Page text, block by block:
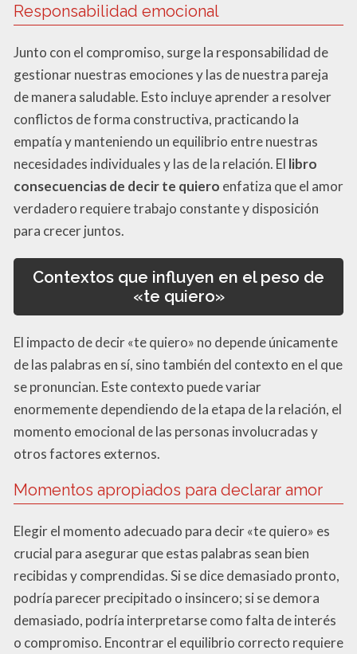
Responsabilidad emocional
Junto con el compromiso, surge la responsabilidad de
gestionar nuestras emociones y las de nuestra pareja
de manera saludable. Esto incluye aprender a resolver
conflictos de forma constructiva, practicando la
empatía y manteniendo un equilibrio entre nuestras
necesidades individuales y las de la relación. El libro
consecuencias de decir te quiero enfatiza que el amor
verdadero requiere trabajo constante y disposición
para crecer juntos.
Contextos que influyen en el peso de
«te quiero»
El impacto de decir «te quiero» no depende únicamente
de las palabras en sí, sino también del contexto en el que
se pronuncian. Este contexto puede variar
enormemente dependiendo de la etapa de la relación, el
momento emocional de las personas involucradas y
otros factores externos.
Momentos apropiados para declarar amor
Elegir el momento adecuado para decir «te quiero» es
crucial para asegurar que estas palabras sean bien
recibidas y comprendidas. Si se dice demasiado pronto,
podría parecer precipitado o insincero; si se demora
demasiado, podría interpretarse como falta de interés
o compromiso. Encontrar el equilibrio correcto requiere